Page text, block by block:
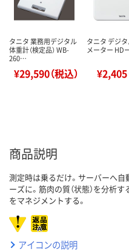
タニタ 業務用デジタル
体重計（検定品） WB-
260…
¥29,590（税込）
タニタ デジ
メーター HD
¥2,405
商品説明
測定時は乗るだけ。サーバーへ
ーズに。筋肉の質（状態）を分析
をマネジメントする。
アイコンの説明